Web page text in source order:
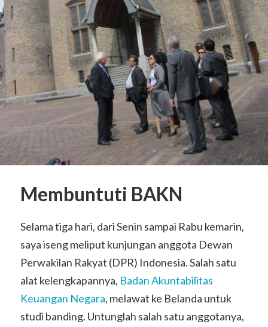
Membuntuti BAKN
Selama tiga hari, dari Senin sampai Rabu kemarin,
saya iseng meliput kunjungan anggota Dewan
Perwakilan Rakyat (DPR) Indonesia. Salah satu
alat kelengkapannya, Badan Akuntabilitas
Keuangan Negara, melawat ke Belanda untuk
studi banding. Untunglah salah satu anggotanya,